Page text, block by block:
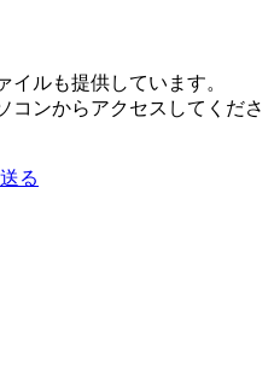
イルも提供しています。
コンからアクセスしてくださ
る